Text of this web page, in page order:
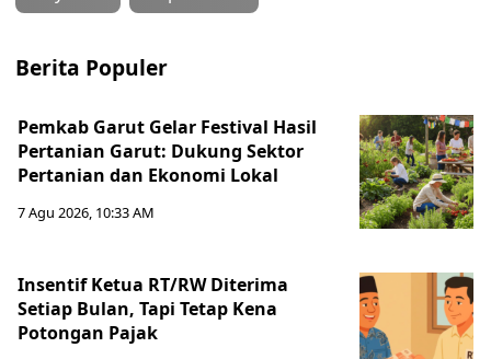
Berita Populer
Pemkab Garut Gelar Festival Hasil
Pertanian Garut: Dukung Sektor
Pertanian dan Ekonomi Lokal
7 Agu 2026, 10:33 AM
Insentif Ketua RT/RW Diterima
Setiap Bulan, Tapi Tetap Kena
Potongan Pajak